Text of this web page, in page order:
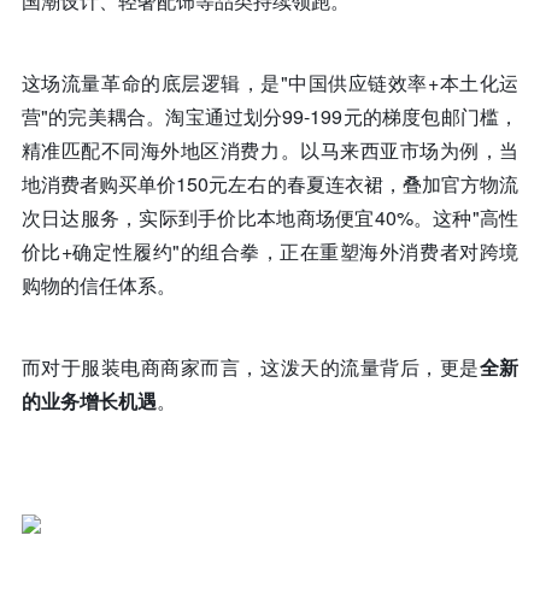
这场流量革命的底层逻辑，是"中国供应链效率+本土化运
营"的完美耦合。淘宝通过划分99-199元的梯度包邮门槛，
精准匹配不同海外地区消费力。以马来西亚市场为例，当
地消费者购买单价150元左右的春夏连衣裙，叠加官方物流
次日达服务，实际到手价比本地商场便宜40%。这种"高性
价比+确定性履约"的组合拳，正在重塑海外消费者对跨境
购物的信任体系。
而对于服装电商商家而言，这泼天的流量背后，更是全新
的业务增长机遇。